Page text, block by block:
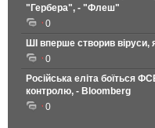
"Гербера", - "Флеш"
0
ШІ вперше створив віруси,
0
Російська еліта боїться
контролю, - Bloomberg
0